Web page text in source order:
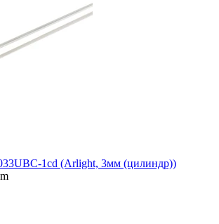
1cd (Arlight, 3мм (цилиндр))